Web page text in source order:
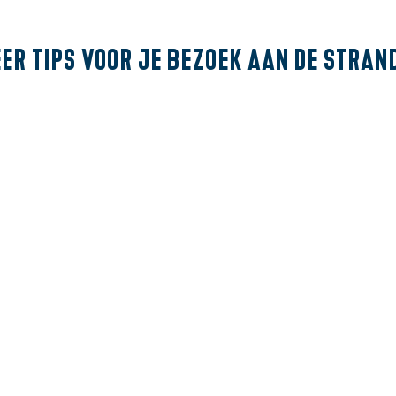
tips voor je bezoek aan de